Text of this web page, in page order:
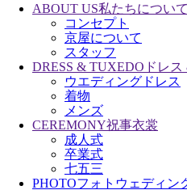
ABOUT US私たちについて
コンセプト
京屋について
スタッフ
DRESS & TUXEDO ドレ
ウエディングドレス
着物
メンズ
CEREMONY祝事衣裳
成人式
卒業式
七五三
PHOTOフォトウェディン